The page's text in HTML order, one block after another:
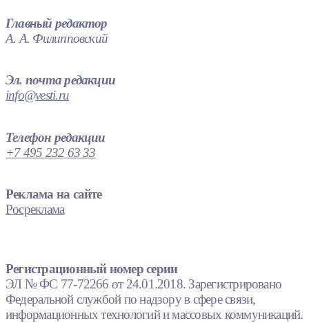
Главный редактор
А. А. Филипповский
Эл. почта редакции
info@vesti.ru
Телефон редакции
+7 495 232 63 33
Реклама на сайте
Росреклама
Регистрационный номер серии
ЭЛ № ФС 77-72266 от 24.01.2018. Зарегистрировано
Федеральной службой по надзору в сфере связи,
информационных технологий и массовых коммуникаций.